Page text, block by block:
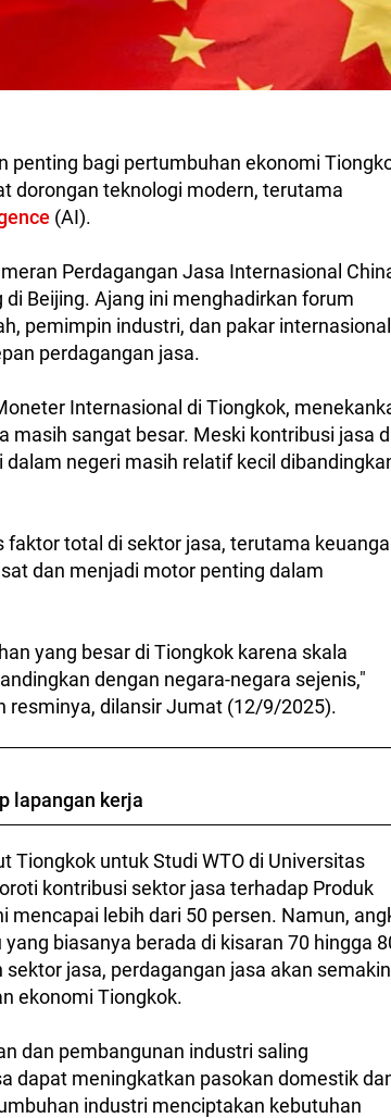
penting bagi pertumbuhan ekonomi
dorongan teknologi modern, terutama
(AI).
Perdagangan Jasa Internasional
Beijing. Ajang ini menghadirkan forum
pemimpin industri, dan pakar internasional
perdagangan jasa.
Internasional di Tiongkok,
masih sangat besar. Meski kontribusi jasa
negeri masih relatif kecil
total di sektor jasa, terutama
dan menjadi motor penting dalam
yang besar di Tiongkok karena skala
dengan negara-negara sejenis,"
resminya, dilansir Jumat (12/9/2025).
lapangan kerja
Tiongkok untuk Studi WTO di Universitas
kontribusi sektor jasa terhadap Produk
mencapai lebih dari 50 persen. Namun,
biasanya berada di kisaran 70 hingga
jasa, perdagangan jasa akan semakin
ekonomi Tiongkok.
dan pembangunan industri saling
dapat meningkatkan pasokan domestik
industri menciptakan kebutuhan